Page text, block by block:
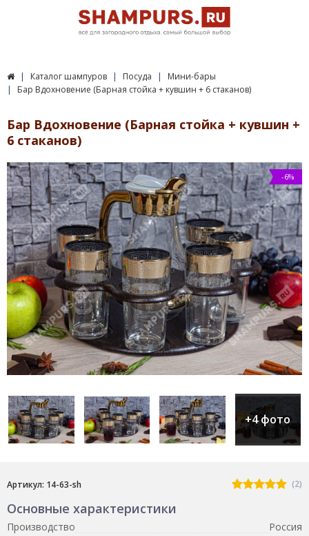
Каталог шампуров Посуда
Мини-бары
Бар Вдохновение (Барная стойка + кувшин + 6 стаканов)
Бар Вдохновение (Барная стойка + кувшин +
6 стаканов)
-6%
+4 фото
Артикул: 14-63-sh (2)
Основные характеристики
Производство
Россия